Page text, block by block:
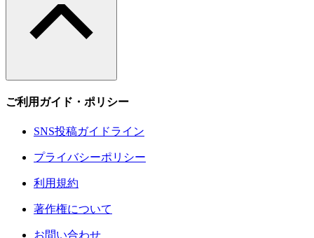
ご利用ガイド・ポリシー
SNS投稿ガイドライン
プライバシーポリシー
利用規約
著作権について
お問い合わせ